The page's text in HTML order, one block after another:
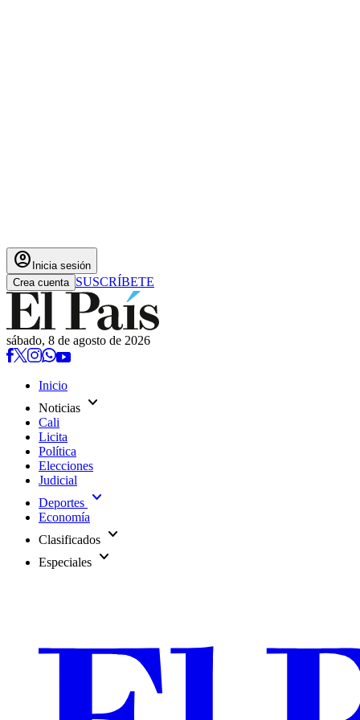
account_circle Inicia sesión
Crea cuenta SUSCRÍBETE
sábado, 8 de agosto de 2026
Inicio
Noticias expand_more
Cali
Licita
Política
Elecciones
Judicial
Deportes expand_more
Economía
Clasificados expand_more
Especiales expand_more